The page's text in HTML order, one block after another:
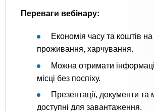
Переваги вебінару:
Економія часу та коштів на
проживання, харчування.
Можна отримати
місці без поспіху.
Презентації, документи та
доступні для завантаження.